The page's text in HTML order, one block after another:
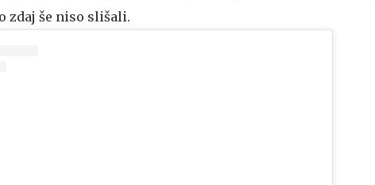
zdaj še niso slišali.